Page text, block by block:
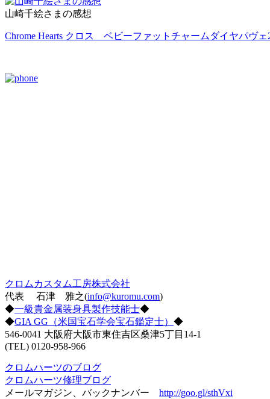
山崎千絵さまの感想
Chrome Hearts クロス ベビーファットチャームダイヤパヴェ
クロムカスタム工房株式会社
代表 石津 雅之(info@kuromu.com)
◆一級貴金属装身具製作技能士◆
◆GIA GG（米国宝石学会宝石鑑定士） ◆
546-0041 大阪府大阪市東住吉区桑津5丁目14-1
(TEL) 0120-958-966
クロムハーツのブログ
クロムハーツ修理ブログ
メールマガジン、バックナンバー http://goo.gl/sthVxi